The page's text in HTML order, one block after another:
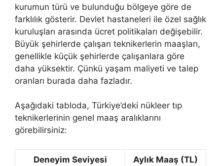
kurumun türü ve bulunduğu bölgeye göre de
farklılık gösterir. Devlet hastaneleri ile özel sağlık
kuruluşları arasında ücret politikaları değişebilir.
Büyük şehirlerde çalışan teknikerlerin maaşları,
genellikle küçük şehirlerde çalışanlara göre
daha yüksektir. Çünkü yaşam maliyeti ve talep
oranları burada daha fazladır.
Aşağıdaki tabloda, Türkiye’deki nükleer tıp
teknikerlerinin genel maaş aralıklarını
görebilirsiniz:
Deneyim Seviyesi Aylık Maaş (TL)